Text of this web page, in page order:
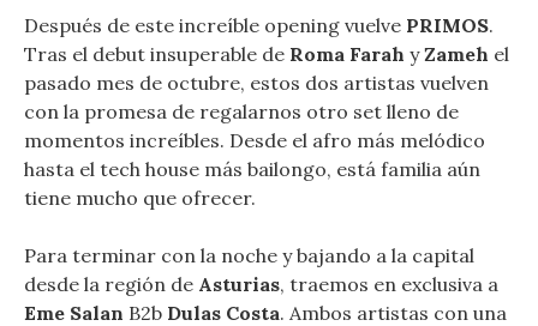
Después de este increíble opening vuelve PRIMOS.
Tras el debut insuperable de Roma Farah yZameh el
pasado mes de octubre, estos dos artistas vuelven
con la promesa de regalarnos otro set lleno de
momentos increíbles. Desde el afro más melódico
hasta el tech house más bailongo, está familia aún
tiene mucho que ofrecer.
Para terminar con la noche y bajando a la capital
desde la región de Asturias, traemos en exclusiva a
Eme Salan B2b Dulas Costa. Ambos artistas con una